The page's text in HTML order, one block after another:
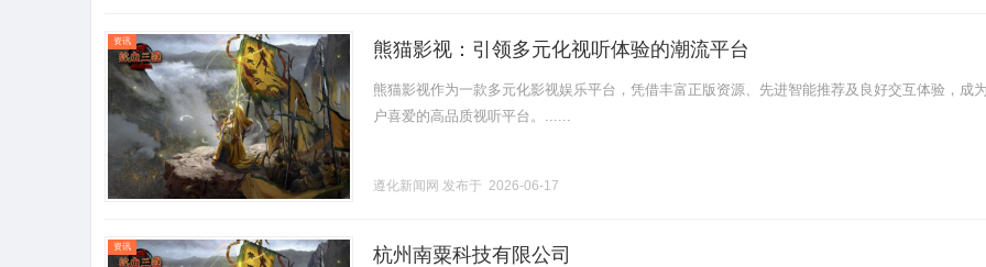
资讯 熊猫影视：引领多元化视听体验的潮流平台
熊猫影视作为一款多元化影视娱乐平台，凭借丰富正版资源、先进智能推荐及良好交互体验，成
户喜爱的高品质视听平台。......
遵化新闻网 发布于 2026-06-17
资讯 杭州南粟科技有限公司